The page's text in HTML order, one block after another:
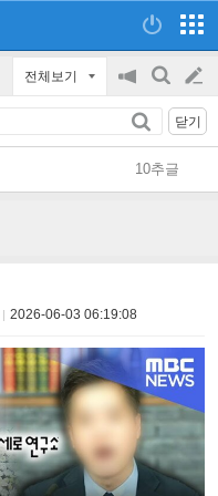
전체보기
공
지
on/off
검
글
쓰
닫기
10추글
2026-06-03 06:19:08